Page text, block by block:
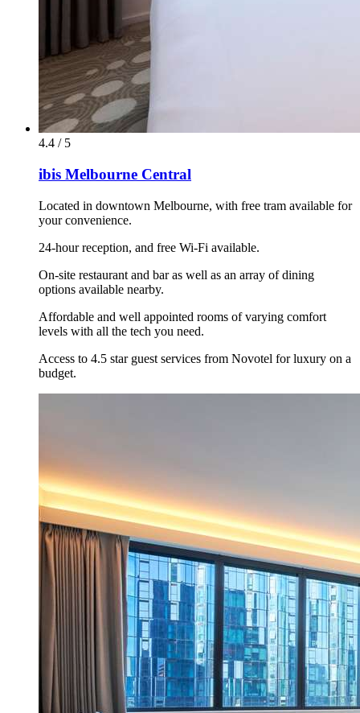
4.4 / 5
ibis Melbourne Central
Located in downtown Melbourne, with free tram available for
your convenience.
24-hour reception, and free Wi-Fi available.
On-site restaurant and bar as well as an array of dining
options available nearby.
Affordable and well appointed rooms of varying comfort
levels with all the tech you need.
Access to 4.5 star guest services from Novotel for luxury on a
budget.